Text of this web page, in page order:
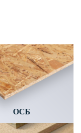
ОСБ